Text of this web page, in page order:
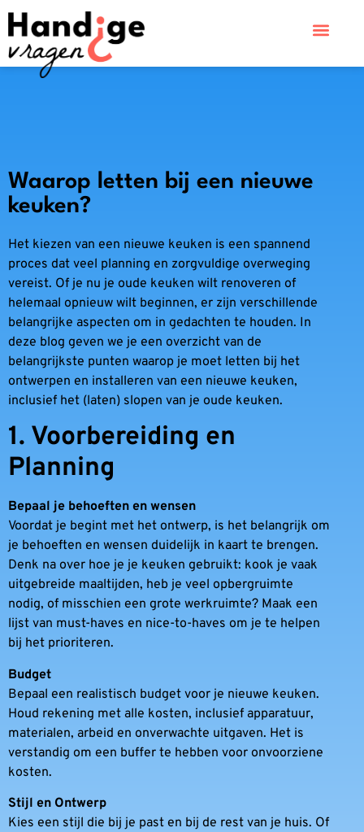
Waarop letten bij een nieuwe
keuken?
Het kiezen van een nieuwe keuken is een spannend
proces dat veel planning en zorgvuldige overweging
vereist. Of je nu je oude keuken wilt renoveren of
helemaal opnieuw wilt beginnen, er zijn verschillende
belangrijke aspecten om in gedachten te houden. In
deze blog geven we je een overzicht van de
belangrijkste punten waarop je moet letten bij het
ontwerpen en installeren van een nieuwe keuken,
inclusief het (laten) slopen van je oude keuken.
1. Voorbereiding en
Planning
Bepaal je behoeften en wensen
Voordat je begint met het ontwerp, is het belangrijk om
je behoeften en wensen duidelijk in kaart te brengen.
Denk na over hoe je je keuken gebruikt: kook je vaak
uitgebreide maaltijden, heb je veel opbergruimte
nodig, of misschien een grote werkruimte? Maak een
lijst van must-haves en nice-to-haves om je te helpen
bij het prioriteren.
Budget
Bepaal een realistisch budget voor je nieuwe keuken.
Houd rekening met alle kosten, inclusief apparatuur,
materialen, arbeid en onverwachte uitgaven. Het is
verstandig om een buffer te hebben voor onvoorziene
kosten.
Stijl en Ontwerp
Kies een stijl die bij je past en bij de rest van je huis. Of